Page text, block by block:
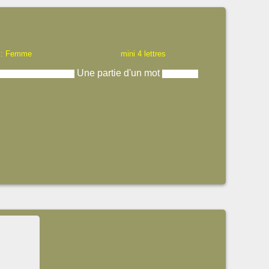
Femme mini 4 lettres
Une partie d'un mot